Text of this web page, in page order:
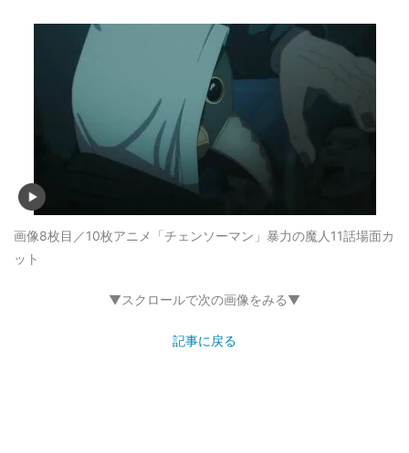
画像8枚目／10枚アニメ「チェンソーマン」暴力の魔人11話場面カ
ット
▼スクロールで次の画像をみる▼
記事に戻る